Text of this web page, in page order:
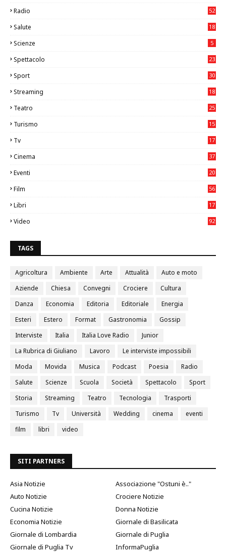
Radio 52
Salute
18
Scienze 5
Spettacolo 23
Sport
30
Streaming 18
Teatro
25
Turismo
15
Tv
17
Cinema
37
Eventi
20
Film
56
Libri
17
Video
92
TAGS
Agricoltura Ambiente Arte Attualità
Auto e moto
Aziende
Chiesa Convegni Crociere
Cultura
Danza
Economia Editoria Editoriale
Energia
Esteri
Estero Format Gastronomia
Gossip
Interviste
Italia Italia Love Radio
Junior
La Rubrica di Giuliano
Lavoro
Le interviste impossibili
Moda
Movida Musica Podcast Poesia
Radio
Salute
Scienze Scuola Società Spettacolo
Sport
Storia
Streaming Teatro Tecnologia
Trasporti
Turismo
Tv Università Wedding cinema
eventi
film
libri video
SITI PARTNERS
Asia Notizie
Associazione "Ostuni è.."
Auto Notizie
Crociere Notizie
Cucina Notizie
Donna Notizie
Economia Notizie
Giornale di Basilicata
Giornale di Lombardia
Giornale di Puglia
Giornale di Puglia Tv
InformaPuglia